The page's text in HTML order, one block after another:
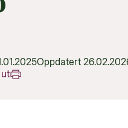
Oppdatert